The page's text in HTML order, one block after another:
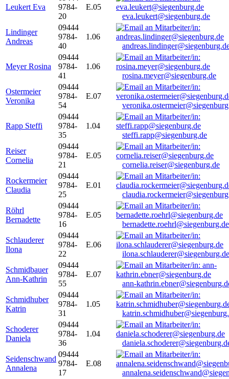
Leukert Eva
9784-
20
E.05
eva.leukert@siegenburg.de
Lindinger
Andreas
09444
9784-
40
1.06
Meyer Rosina
09444
9784-
41
1.06
rosina.meyer@siegenburg.de
Ostermeier
Veronika
09444
9784-
54
E.07
Rapp Steffi
09444
9784-
35
1.04
steffi.rapp@siegenburg.de
Reiser
Cornelia
09444
9784-
21
E.05
cornelia.reiser@siegenburg.de
Rockermeier
Claudia
09444
9784-
25
E.01
Röhrl
Bernadette
09444
9784-
16
E.05
bernadette.roehrl@siegenburg.de
Schlauderer
Ilona
09444
9784-
22
E.06
ilona.schlauderer@siegenburg.de
Schmidbauer
Ann-Kathrin
09444
9784-
55
E.07
ann-
Schmidhuber
Katrin
09444
9784-
31
1.05
Schoderer
Daniela
09444
9784-
36
1.04
Seidenschwand
Annalena
09444
9784-
17
E.08